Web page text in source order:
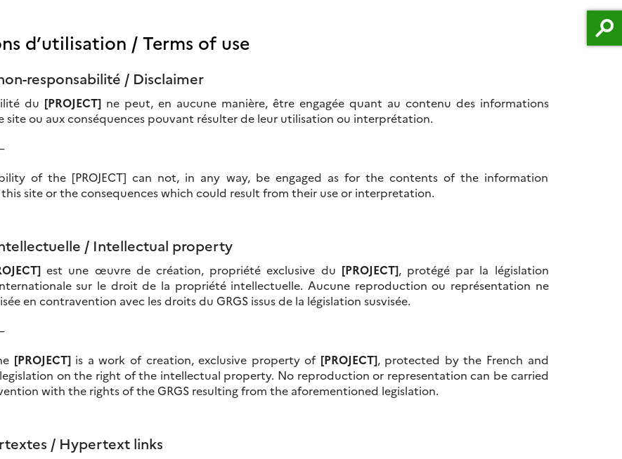
d’utilisation / Terms of use
responsabilité / Disclaimer
du [PROJECT]ne peut, en aucune manière, être engagée quant au contenu des informations
site ou aux conséquences pouvant résulter de leur utilisation ou interprétation.
of the [PROJECT] can not, in any way, be engaged as for the contents of the information
site or the consequences which could result from their use or interpretation.
/ Intellectual property
est une œuvre de création, propriété exclusive du [PROJECT], protégé par la législation
sur le droit de la propriété intellectuelle. Aucune reproduction ou représentation ne
en contravention avec les droits du GRGS issus de la législation susvisée.
[PROJECT]is a work of creation, exclusive property of [PROJECT], protected by the French and
on the right of the intellectual property. No reproduction or representation can be carried
with the rights of the GRGS resulting from the aforementioned legislation.
/ Hypertext links